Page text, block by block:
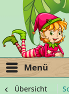
Menü
Übersicht